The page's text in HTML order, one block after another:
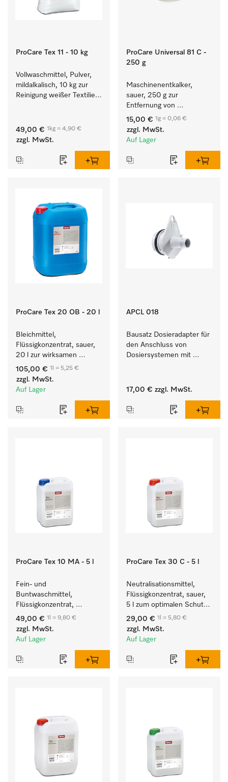
ProCare Tex 11 - 10 kg
Vollwaschmittel, Pulver,
mildalkalisch, 10 kg zur
Reinigung weißer Textilien
49,00 € 1kg = 4,90 €
zzgl. MwSt.
ProCare Universal 81 C -
250 g
Maschinenentkalker,
sauer, 250 g zur
Entfernung von
hartnäckigen
Kalkablagerungen.
15,00 € 1g = 0,06 €
zzgl. MwSt.
Auf Lager
ProCare Tex 20 OB - 20 l
Bleichmittel,
Flüssigkonzentrat, sauer,
20 l zur wirksamen
Entfernung von
hartnäckigen Flecken.
105,00 € 1l = 5,25 €
zzgl. MwSt.
Auf Lager
APCL 018
Bausatz Dosieradapter für
den Anschluss von
Dosiersystemen mit
17,00 € zzgl. MwSt.
ProCare Tex 10 MA - 5 l
Fein- und
Buntwaschmittel,
Flüssigkonzentrat,
mildalkalisch, 5 l zur
Reinigung von
Buntwäsche und
49,00 € 1l = 9,80 €
zzgl. MwSt.
Auf Lager
ProCare Tex 30 C - 5 l
Neutralisationsmittel,
Flüssigkonzentrat, sauer,
5 l zum optimalen Schutz
der Textilien durch
zuverlässige
Neutralisation.
29,00 € 1l = 5,80 €
zzgl. MwSt.
Auf Lager